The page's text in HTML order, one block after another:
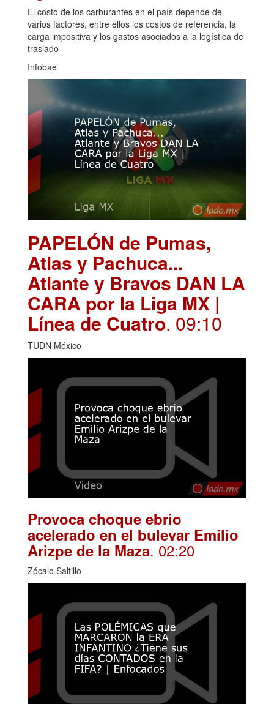
El costo de los carburantes en el país depende de
varios factores, entre ellos los costos de referencia, la
carga impositiva y los gastos asociados a la logística de
traslado
Infobae
PAPELÓN de Pumas,
Atlas y Pachuca...
Atlante y Bravos DAN LA
CARA por la Liga MX |
Línea de Cuatro. 09:10
TUDN México
Provoca choque ebrio
acelerado en el bulevar Emilio
Arizpe de la Maza. 02:20
Zócalo Saltillo